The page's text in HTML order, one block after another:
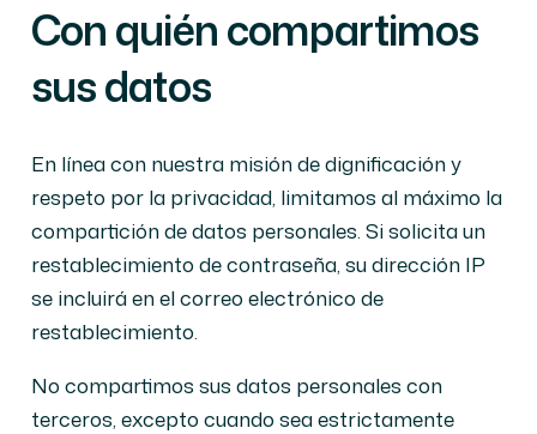
Con quién compartimos
sus datos
En línea con nuestra misión de dignificación y
respeto por la privacidad, limitamos al máximo la
compartición de datos personales. Si solicita un
restablecimiento de contraseña, su dirección IP
se incluirá en el correo electrónico de
restablecimiento.
No compartimos sus datos personales con
terceros, excepto cuando sea estrictamente